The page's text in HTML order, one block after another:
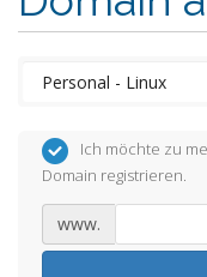
Ich möchte zu
Domain registrieren.
www.